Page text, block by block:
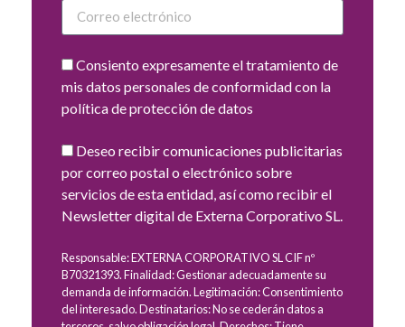
Consiento expresamente el tratamiento de
mis datos personales de conformidad con la
política de protección de datos
Deseo recibir comunicaciones publicitarias
por correo postal o electrónico sobre
servicios de esta entidad, así como recibir el
Newsletter digital de Externa Corporativo SL.
Responsable: EXTERNA CORPORATIVO SL CIF nº
B70321393. Finalidad: Gestionar adecuadamente su
demanda de información. Legitimación: Consentimiento
del interesado. Destinatarios: No se cederán datos a